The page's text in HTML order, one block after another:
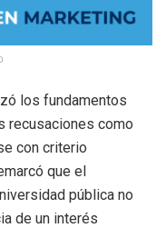
los fundamentos
recusaciones como
con criterio
que el
pública no
de un interés